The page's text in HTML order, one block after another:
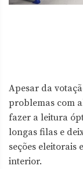
Apesar da
problemas com
fazer a leitura
longas filas e
seções eleitorais
interior.